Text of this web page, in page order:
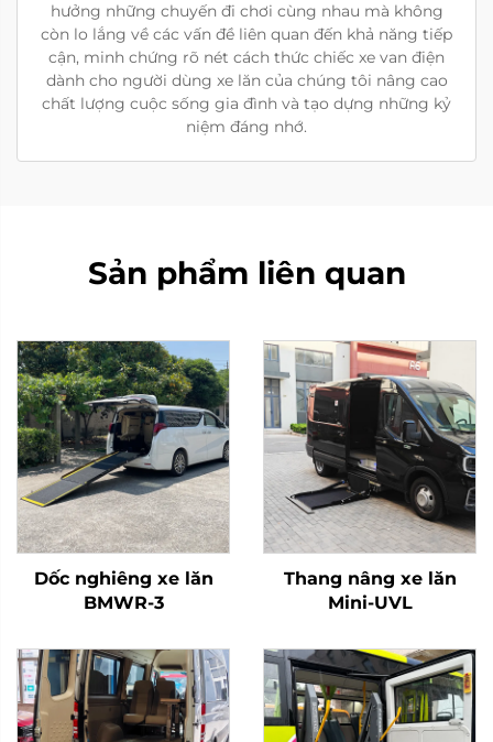
hưởng những chuyến đi chơi cùng nhau mà không
còn lo lắng về các vấn đề liên quan đến khả năng tiếp
cận, minh chứng rõ nét cách thức chiếc xe van điện
dành cho người dùng xe lăn của chúng tôi nâng cao
chất lượng cuộc sống gia đình và tạo dựng những kỷ
niệm đáng nhớ.
Sản phẩm liên quan
Dốc nghiêng xe lăn
BMWR-3
Thang nâng xe lăn
Mini-UVL